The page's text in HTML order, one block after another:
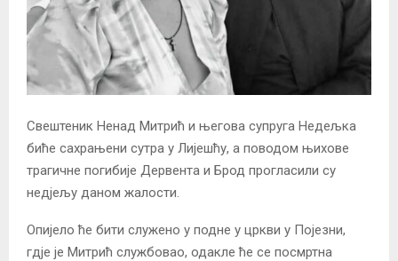
Свештеник Ненад Митрић и његова супруга Недељка
биће сахрањени сутра у Лијешћу, а поводом њихове
трагичне погибије Дервента и Брод прогласили су
недјељу даном жалости.
Опијело ће бити служено у подне у цркви у Појезни,
гдје је Митрић службовао, одакле ће се посмртна